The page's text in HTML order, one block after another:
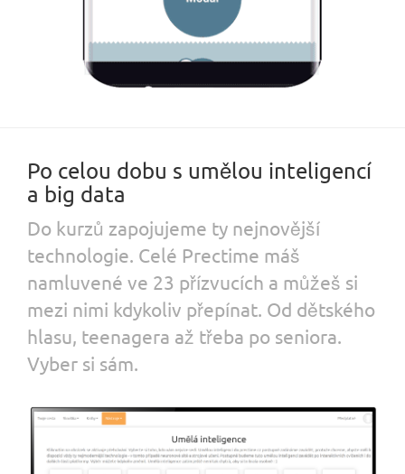
Po celou dobu s umělou inteligencí
a big data
Do kurzů zapojujeme ty nejnovější
technologie. Celé Prectime máš
namluvené ve 23 přízvucích a můžeš si
mezi nimi kdykoliv přepínat. Od dětského
hlasu, teenagera až třeba po seniora.
Vyber si sám.